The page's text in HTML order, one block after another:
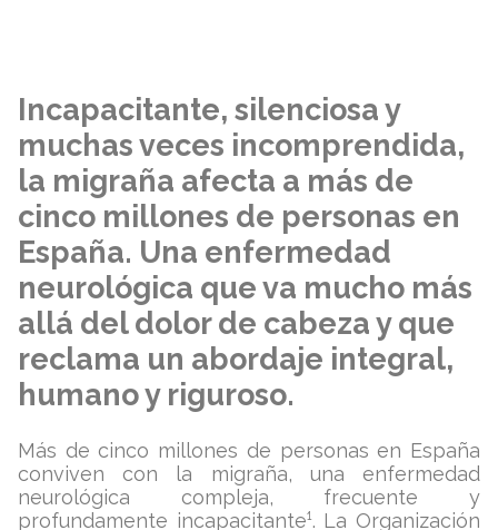
Incapacitante, silenciosa y
muchas veces incomprendida,
la migraña afecta a más de
cinco millones de personas en
España. Una enfermedad
neurológica que va mucho más
allá del dolor de cabeza y que
reclama un abordaje integral,
humano y riguroso.
Más de cinco millones de personas en España
conviven con la migraña, una enfermedad
neurológica compleja, frecuente y
profundamente incapacitante¹. La Organización